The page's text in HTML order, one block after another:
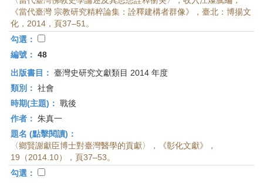
《當代臺灣 宗教研究精粹論集：詮釋建構者群像》，臺北：博揚文
化，2014，頁37–51。
勾選：
編號： 48
出版書目： 臺灣史研究文獻類目 2014 年度
類別： 社會
時期(主題)： 戰後
作者： 朱真一
題名 (點擊閱讀)：
〈鄉賢謝獻臣博士對臺灣醫學的貢獻〉，《彰化文獻》，
19（2014.10），頁37–53。
勾選：